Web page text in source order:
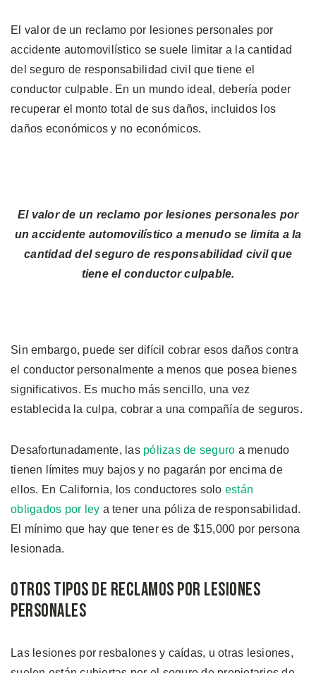
El valor de un reclamo por lesiones personales por
accidente automovilístico se suele limitar a la cantidad
del seguro de responsabilidad civil que tiene el
conductor culpable. En un mundo ideal, debería poder
recuperar el monto total de sus daños, incluidos los
daños económicos y no económicos.
El valor de un reclamo por lesiones personales por
un accidente automovilístico a menudo se limita a la
cantidad del seguro de responsabilidad civil que
tiene el conductor culpable.
Sin embargo, puede ser difícil cobrar esos daños contra
el conductor personalmente a menos que posea bienes
significativos. Es mucho más sencillo, una vez
establecida la culpa, cobrar a una compañía de seguros.
Desafortunadamente, las pólizas de seguro a menudo
tienen límites muy bajos y no pagarán por encima de
ellos. En California, los conductores solo están
obligados por ley a tener una póliza de responsabilidad.
El mínimo que hay que tener es de $15,000 por persona
lesionada.
Otros Tipos de Reclamos por Lesiones
Personales
Las lesiones por resbalones y caídas, u otras lesiones,